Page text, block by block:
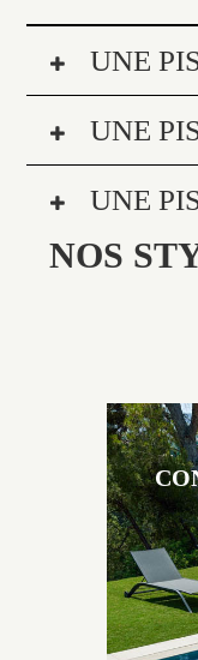
UNE
UNE
UNE
NOS
Les
Brens
matériaux
options